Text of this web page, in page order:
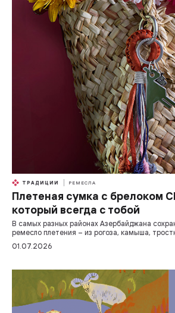
ТРАДИЦИИ РЕМЕСЛА
Плетеная сумка с брелоком
который всегда с тобой
В самых разных районах Азербайджана
ремесло плетения – из рогоза, камыша,
01.07.2026